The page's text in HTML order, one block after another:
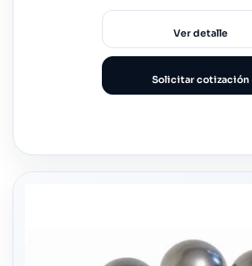
Ver detalle
Solicitar cotización